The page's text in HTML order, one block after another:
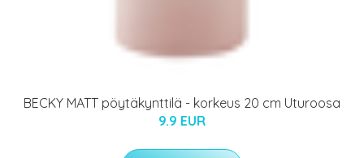
BECKY MATT pöytäkynttilä - korkeus 20 cm Uturoosa
9.9 EUR